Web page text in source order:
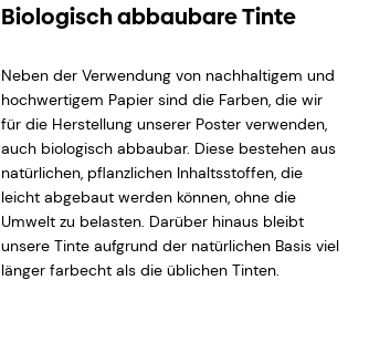
Biologisch abbaubare Tinte
Neben der Verwendung von nachhaltigem und
hochwertigem Papier sind die Farben, die wir
für die Herstellung unserer Poster verwenden,
auch biologisch abbaubar. Diese bestehen aus
natürlichen, pflanzlichen Inhaltsstoffen, die
leicht abgebaut werden können, ohne die
Umwelt zu belasten. Darüber hinaus bleibt
unsere Tinte aufgrund der natürlichen Basis viel
länger farbecht als die üblichen Tinten.